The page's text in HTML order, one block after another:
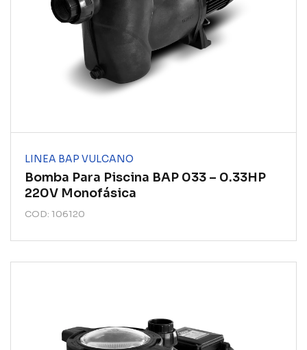
LINEA BAP VULCANO
Bomba Para Piscina BAP 033 – 0.33HP
220V Monofásica
COD: 106120